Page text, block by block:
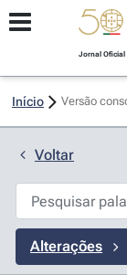
Jornal Oficial
Início Versão
Voltar
Alterações